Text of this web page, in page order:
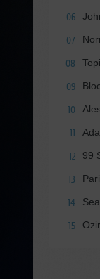
06
07
08
09
10
11
12 99
13
14
15